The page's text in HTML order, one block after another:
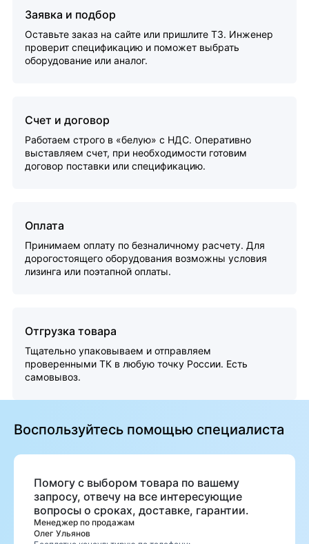
Заявка и подбор
Оставьте заказ на сайте или пришлите ТЗ. Инженер
проверит спецификацию и поможет выбрать
оборудование или аналог.
Счет и договор
Работаем строго в «белую» с НДС. Оперативно
выставляем счет, при необходимости готовим
договор поставки или спецификацию.
Оплата
Принимаем оплату по безналичному расчету. Для
дорогостоящего оборудования возможны условия
лизинга или поэтапной оплаты.
Отгрузка товара
Тщательно упаковываем и отправляем
проверенными ТК в любую точку России. Есть
самовывоз.
Воспользуйтесь помощью специалиста
Помогу с выбором товара по вашему
запросу, отвечу на все интересующие
вопросы о сроках, доставке, гарантии.
Менеджер по продажам
Олег Ульянов